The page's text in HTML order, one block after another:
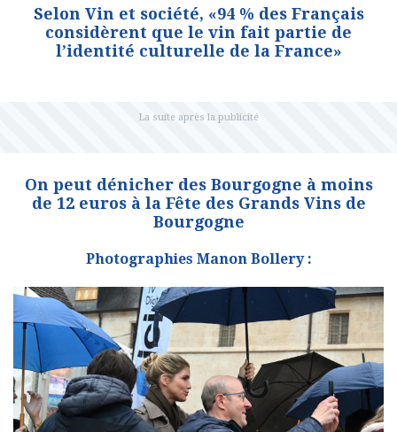
Selon Vin et société, «94 % des Français
considèrent que le vin fait partie de
l’identité culturelle de la France»
On peut dénicher des Bourgogne à moins
de 12 euros à la Fête des Grands Vins de
Bourgogne
Photographies Manon Bollery :